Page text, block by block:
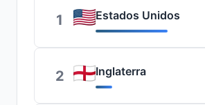
1 Estados Unidos
2 Inglaterra